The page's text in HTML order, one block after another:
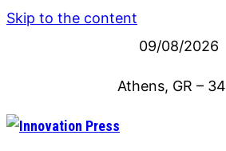
Skip to the content
09/08/2026
Athens, GR – 34